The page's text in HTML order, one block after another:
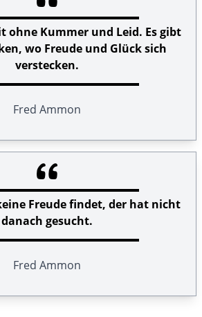
ohne Kummer und Leid. Es gibt
wo Freude und Glück sich
verstecken.
Fred Ammon
Freude findet, der hat nicht
danach gesucht.
Fred Ammon